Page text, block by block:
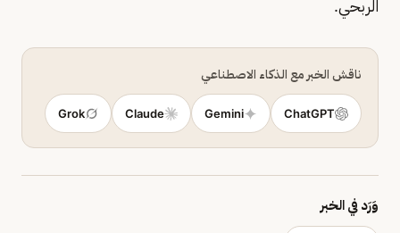
الربحي.
ناقش الخبر مع الذكاء الاصطناعي
ChatGPT
Gemini
Claude
Grok
وَرَد في الخبر